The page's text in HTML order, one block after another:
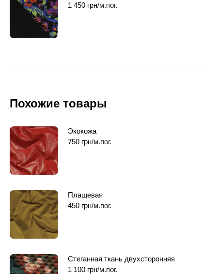
1 450 грн/м.пог.
Похожие товары
Экокожа
750 грн/м.пог.
Плащевая
450 грн/м.пог.
Стеганная ткань двухсторонняя
1 100 грн/м.пог.